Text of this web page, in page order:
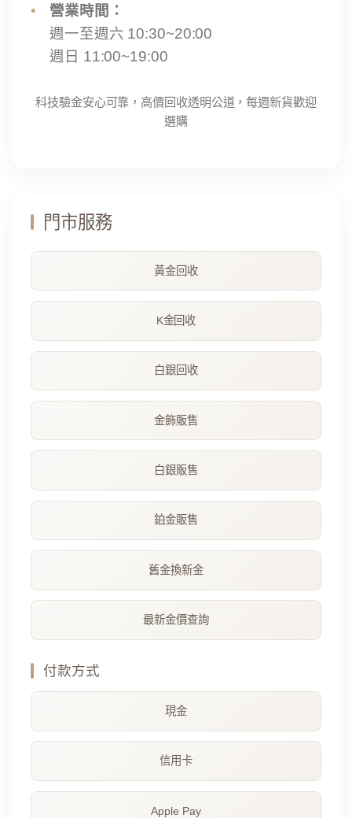
營業時間：
週一至週六 10:30~20:00
週日 11:00~19:00
科技驗金安心可靠，高價回收透明公道，每週新貨歡迎
選購
門市服務
黃金回收
K金回收
白銀回收
金飾販售
白銀販售
鉑金販售
舊金換新金
最新金價查詢
付款方式
現金
信用卡
Apple Pay